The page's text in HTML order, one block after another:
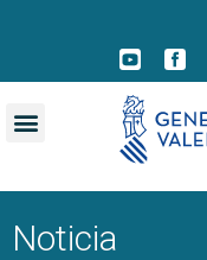
Noticia